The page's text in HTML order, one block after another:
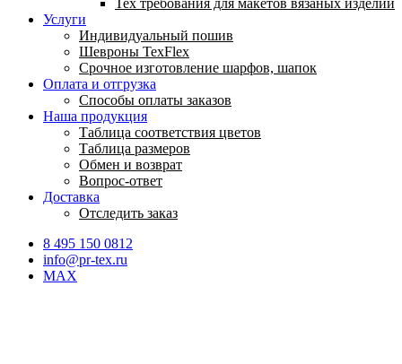
Услуги
Индивидуальный пошив
Шевроны TexFlex
Срочное изготовление шарфов, шапок
Оплата и отгрузка
Способы оплаты заказов
Наша продукция
Таблица соответствия цветов
Таблица размеров
Обмен и возврат
Вопрос-ответ
Доставка
Отследить заказ
8 495 150 0812
info@pr-tex.ru
MAX